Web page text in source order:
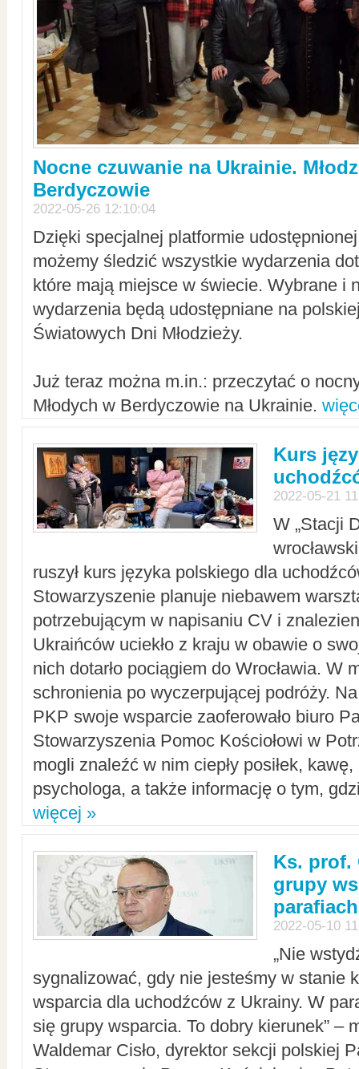
Nocne czuwanie na Ukrainie.
Berdyczowie
2022-05-26 12:10:04
Dzięki specjalnej platformie
możemy śledzić wszystkie wydarzenia
które mają miejsce w świecie. Wybrane i
wydarzenia będą udostępniane na
Światowych Dni Młodzieży.
Już teraz można m.in.: przeczytać o
Młodych w Berdyczowie na Ukrainie.
Kurs
2022-05-21
W „Stacji
ruszył kurs języka polskiego dla
Stowarzyszenie planuje niebawem
potrzebującym w napisaniu CV i
Ukraińców uciekło z kraju w obawie o
nich dotarło pociągiem do Wrocławia. W
schronienia po wyczerpującej podróży.
PKP swoje wsparcie zaoferowało biuro
Stowarzyszenia Pomoc Kościołowi w
mogli znaleźć w nim ciepły posiłek,
psychologa, a także informację o tym,
więcej »
Ks. prof.
grupy
parafiach
2022-05-10
„Nie
sygnalizować, gdy nie jesteśmy w stanie
wsparcia dla uchodźców z Ukrainy. W
się grupy wsparcia. To dobry kierunek” –
Waldemar Cisło, dyrektor sekcji polskiej